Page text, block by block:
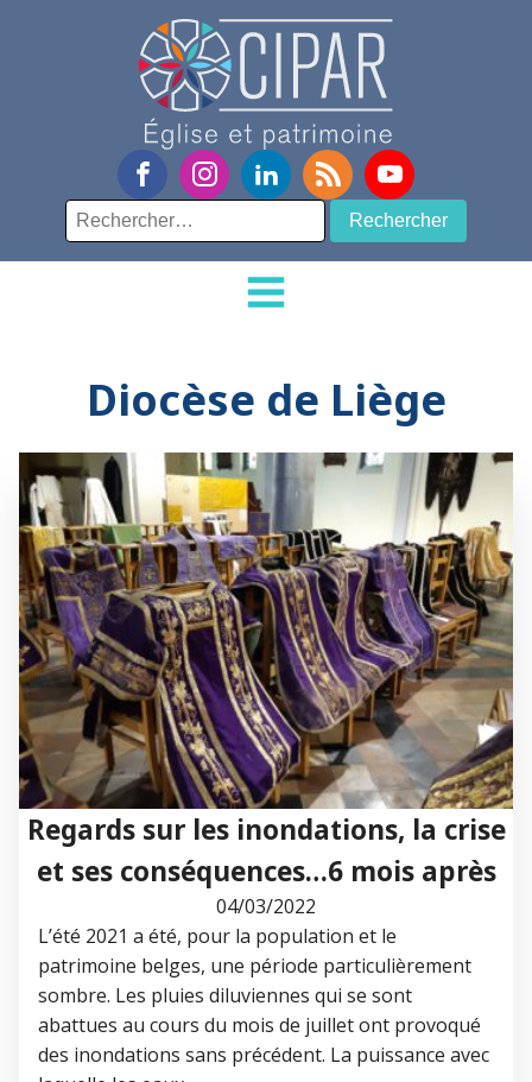
Rechercher :
Diocèse de Liège
Regards sur les inondations, la crise
et ses conséquences…6 mois après
04/03/2022
L’été 2021 a été, pour la population et le
patrimoine belges, une période particulièrement
sombre. Les pluies diluviennes qui se sont
abattues au cours du mois de juillet ont provoqué
des inondations sans précédent. La puissance avec